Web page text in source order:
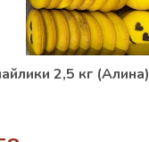
2,5 кг (Алина)